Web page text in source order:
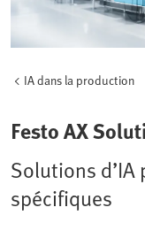
IA dans la production
Festo AX
Solutions
spécifiques